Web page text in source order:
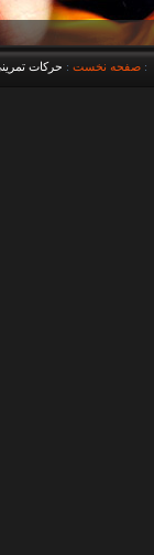
: صفحه نخست : حرکات